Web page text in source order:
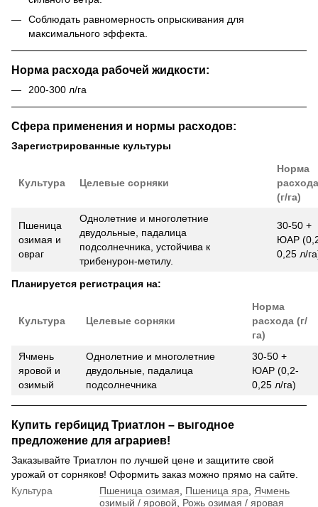
Соблюдать равномерность опрыскивания для
максимального эффекта.
Норма расхода рабочей жидкости:
200-300 л/га
Сфера применения и нормы расходов:
Зарегистрированные культуры
Культура Целевые сорняки
Норма
расхода
(г/га)
Пшеница
озимая и
овраг
Однолетние и многолетние
двудольные, падалица
подсолнечника, устойчива к
трибенурон-метилу.
30-50 +
ЮАР
0,25 л/
Планируется регистрация на:
Культура Целевые сорняки
Норма
расхода (г/
га)
Ячмень
яровой и
озимый
Однолетние и многолетние
двудольные, падалица
подсолнечника
30-50 +
ЮАР (0,2-
0,25 л/га)
Купить гербицид Триатлон – выгодное
предложение для аграриев!
Заказывайте Триатлон по лучшей цене и защитите свой
урожай от сорняков! Оформить заказ можно прямо на сайте.
Культура
Пшеница озимая Пшеница яра
Ячмень
озимый / яровой
Рожь озимая / яровая